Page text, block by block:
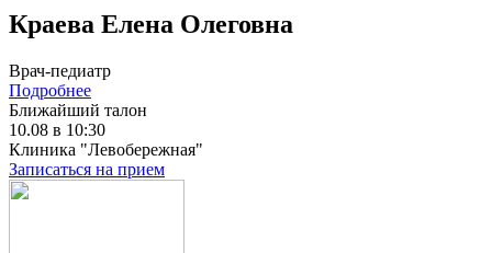
Краева Елена Олеговна
Врач-педиатр
Подробнее
Ближайший талон
10.08 в 10:30
Клиника "Левобережная"
Записаться на прием